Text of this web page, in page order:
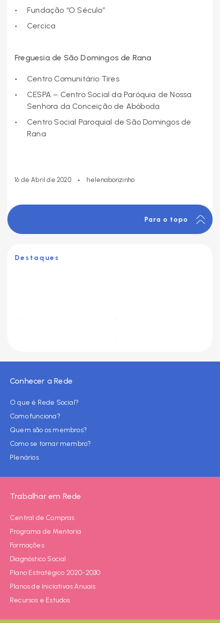
Fundação “O Século”
Cercica
Freguesia de São Domingos de Rana
Centro Comunitário Tires
CESPA – Centro Social da Paróquia de Nossa
Senhora da Conceição de Abóboda
Centro Social Paroquial de São Domingos de
Rana
16 de Abril de 2020 • helenabonzinho
Para o topo
Destaques
Conhecer a Rede
O que é Rede Social?
Como funciona?
Quem são os membros?
Como se tornar membro?
Plenários
Trabalhar em Rede
Central de Compras
Programa de Mentoria
Formações
Diagnóstico Social
Plano Estratégico 2020-2030
Planos de Iniciativas Anuais
Recursos e Estudos